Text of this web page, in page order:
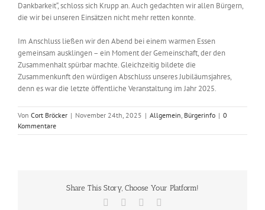
Dankbarkeit“, schloss sich Krupp an. Auch gedachten wir allen Bürgern,
die wir bei unseren Einsätzen nicht mehr retten konnte.
Im Anschluss ließen wir den Abend bei einem warmen Essen
gemeinsam ausklingen – ein Moment der Gemeinschaft, der den
Zusammenhalt spürbar machte. Gleichzeitig bildete die
Zusammenkunft den würdigen Abschluss unseres Jubiläumsjahres,
denn es war die letzte öffentliche Veranstaltung im Jahr 2025.
Von Cort Bröcker | November 24th, 2025 | Allgemein, Bürgerinfo | 0
Kommentare
Share This Story, Choose Your Platform!
Facebook